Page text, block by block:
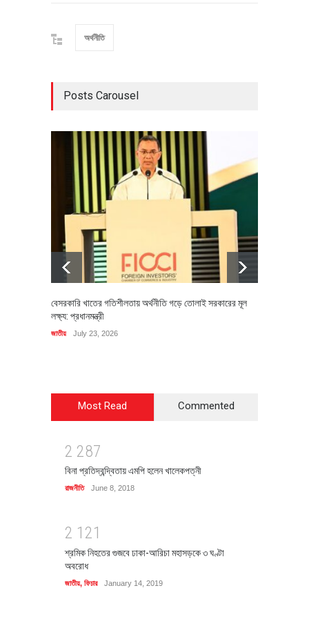
অর্থনীতি
Posts Carousel
বেসরকারি খাতের গতিশীলতায় অর্থনীতি গড়ে তোলাই সরকারের মূল
লক্ষ্য: প্রধানমন্ত্রী
জাতীয় July 23, 2026
Most Read Commented
2 287
বিনা প্রতিদ্বন্দ্বিতায় এমপি হলেন খালেকপত্নী
রাজনীতি June 8, 2018
2 1 21
শ্রমিক নিহতের গুজবে ঢাকা-আরিচা মহাসড়কে ৩ ঘণ্টা
অবরোধ
জাতীয়, ফিচার January 14, 2019